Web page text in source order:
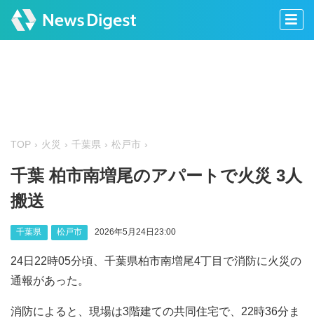
TOP 火災 千葉県 松戸市
千葉 柏市南増尾のアパートで火災 3人
搬送
千葉県 松戸市 2026年5月24日23:00
24日22時05分頃、千葉県柏市南増尾4丁目で消防に火災の
通報があった。
消防によると、現場は3階建ての共同住宅で、22時36分ま